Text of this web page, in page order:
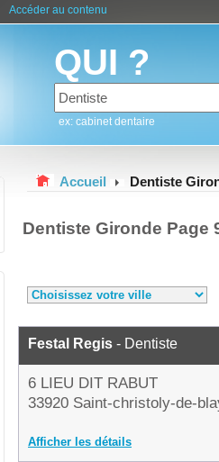
Accéder au contenu
QUI ?
ex: cabinet dentaire
Accueil Dentiste
Dentiste Gironde Page
Festal Regis - Dentiste
6 LIEU DIT RABUT
33920 Saint-christoly-de-
Afficher les détails